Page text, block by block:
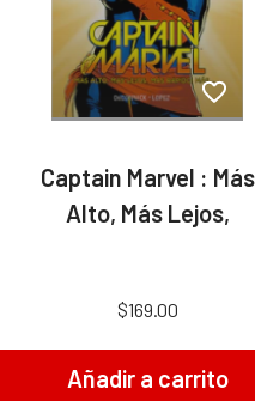
Captain Marvel : Más
Alto, Más Lejos,
$169.00
Añadir a carrito